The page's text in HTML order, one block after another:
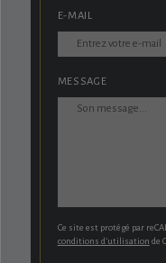
E-MAIL
MESSAGE
Ce site est protégé par
conditions d’utilisation de